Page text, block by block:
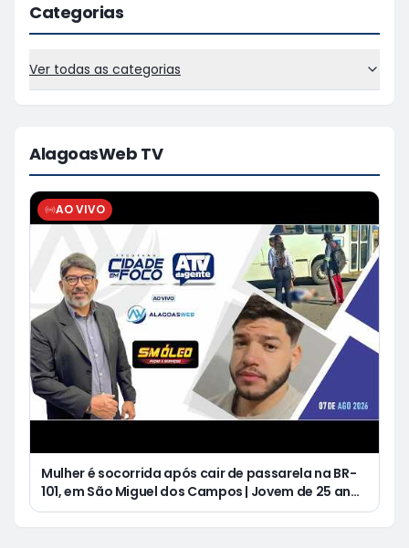
Categorias
Ver todas as categorias
AlagoasWeb TV
AO VIVO
Mulher é socorrida após cair de passarela na BR-
101, em São Miguel dos Campos | Jovem de 25 anos
morre após acidente de moto no Distrito